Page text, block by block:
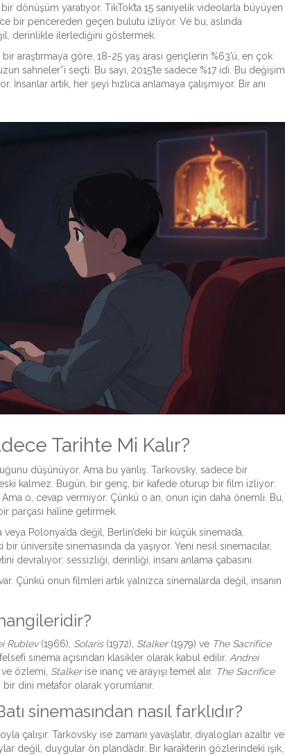
dönüşüm yaratıyor. TikTok’ta 15 saniyelik videolarla büyüyen
bir pencereden geçen bulutu izliyor. Ve bu, aslında
derinlikle ilerlediğini göstermek.
araştırmaya göre, 18-25 yaş arası gençlerin %63’ü, en çok
sahneler”i seçti. Bu sayı, 2015’te sadece %17 idi. Bu değişim,
artık, her şeyi hızlıca anlamaya çalışmıyor. Bir anı
Tarihte Mi Kalır?
düşünüyor. Ama bu yanlış. Tarkovsky, sadece bir
kalmez. Bugün, bir genç, bir kafede oturup bir film izliyor:
Ama o, cevap vermiyor. Çünkü o an, onun için daha önemli. Bu,
parçası haline getirmek.
Polonya’da değil, Berlin’deki bir küçük sinemada,
bir üniversite sinemasında da yaşıyor. Yeni nesil sinemacılar,
devralıyor: sessizliği, derinliği, insanı anlama çabasını.
Çünkü onun filmleri artık yalnızca sinemalarda değil, insanın
Rublev(1966), Solaris(1972), Stalker(1979) ve The Sacrifice
sinema açısından klasikler olarak kabul edilir. Andrei
ve özlemi, Stalkerise inanç ve arayışı temel alır. The Sacrifice
dini metafor olarak yorumlanır.
sinemasından nasıl farklıdır?
çalışır. Tarkovsky ise zamanı yavaşlatır, diyalogları azaltır ve
değil, duygular ön plandadır. Bir karakterin gözlerindeki ışık,